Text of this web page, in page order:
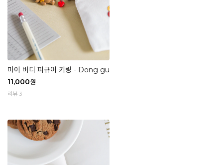
마이 버디 피규어 키링 - Dong gu
11,000원
리뷰 3